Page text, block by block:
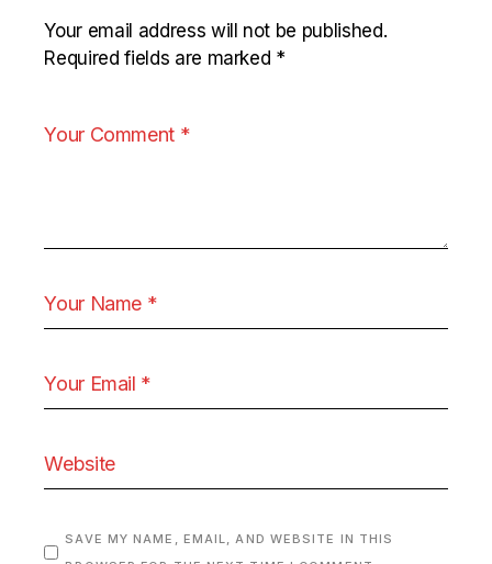
Your email address will not be published.
Required fields are marked *
SAVE MY NAME, EMAIL, AND WEBSITE IN THIS